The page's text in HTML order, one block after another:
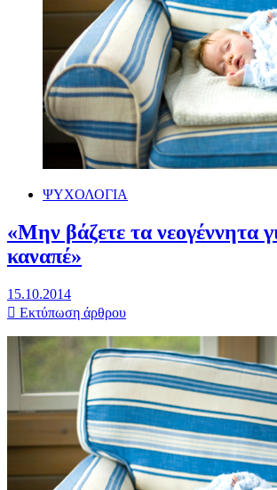
ΨΥΧΟΛΟΓΙΑ
«Μην βάζετε τα νεογέννητα
καναπέ»
15.10.2014
Εκτύπωση άρθρου